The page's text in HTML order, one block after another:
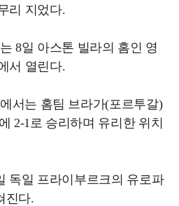
리 지었다.
8일 아스톤 빌라의 홈인 영
서 열린다.
서는 홈팀 브라가(포르투갈)
2-1로 승리하며 유리한 위치
독일 프라이부르크의 유로파
진다.